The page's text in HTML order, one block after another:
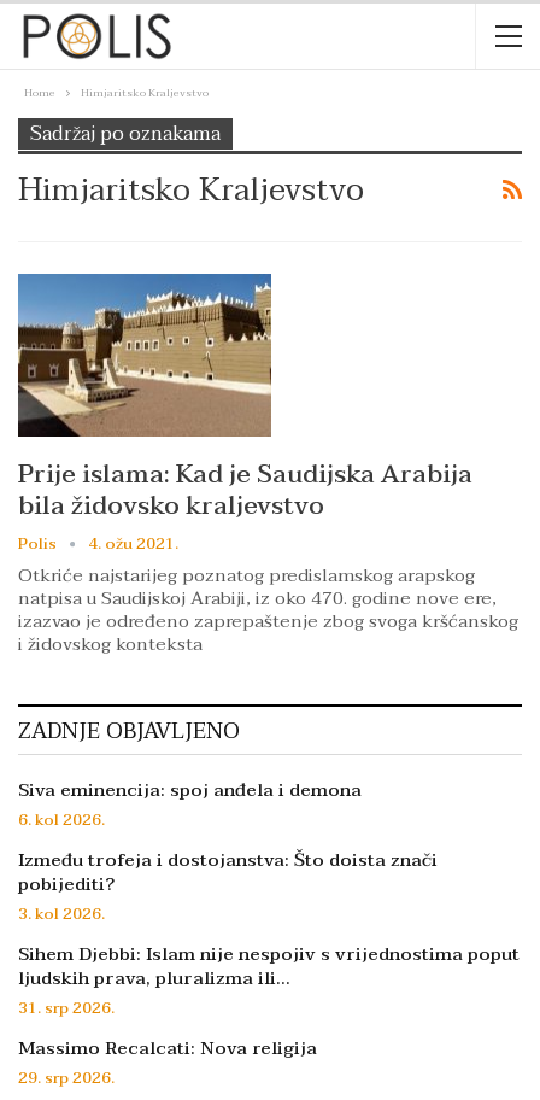
Home Himjaritsko Kraljevstvo
Sadržaj po oznakama
Himjaritsko Kraljevstvo
Prije islama: Kad je Saudijska Arabija
bila židovsko kraljevstvo
Polis 4. ožu 2021.
Otkriće najstarijeg poznatog predislamskog arapskog
natpisa u Saudijskoj Arabiji, iz oko 470. godine nove ere,
izazvao je određeno zaprepaštenje zbog svoga kršćanskog
i židovskog konteksta
ZADNJE OBJAVLJENO
Siva eminencija: spoj anđela i demona
6. kol 2026.
Između trofeja i dostojanstva: Što doista znači
pobijediti?
3. kol 2026.
Sihem Djebbi: Islam nije nespojiv s vrijednostima poput
ljudskih prava, pluralizma ili…
31. srp 2026.
Massimo Recalcati: Nova religija
29. srp 2026.